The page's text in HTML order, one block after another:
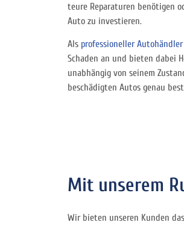
teure Reparaturen benötigen
Auto zu investieren.
Als professioneller Autohändler
Schaden an und bieten dabei
unabhängig von seinem
beschädigten Autos genau
Mit unserem
Wir bieten unseren Kunden